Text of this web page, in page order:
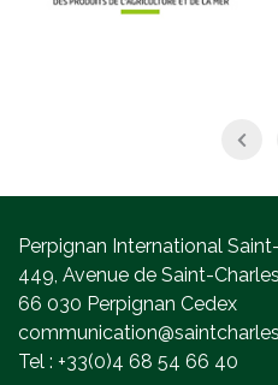
Perpignan International
449, Avenue de Saint-
66 030 Perpignan Cedex
Tel : +33(0)4 68 54 66 40